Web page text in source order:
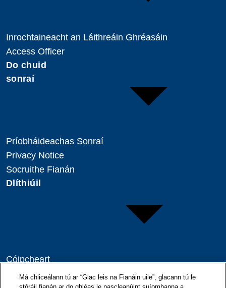
Inrochtaineacht an Láithreáin Ghréasáin
Access Officer
Do chuid
sonraí
Príobháideachas Sonraí
Privacy Notice
Socruithe Fianán
Dlíthiúil
Cóipcheart
Séanadh
Má chliceálann tú ar “Glac leis na Fianáin uile”, glacann tú le